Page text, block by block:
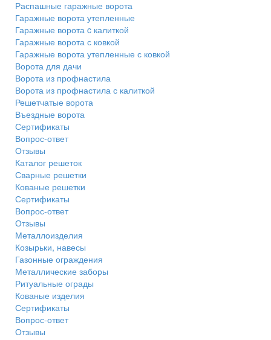
Распашные гаражные ворота
Гаражные ворота утепленные
Гаражные ворота c калиткой
Гаражные ворота с ковкой
Гаражные ворота утепленные с ковкой
Ворота для дачи
Ворота из профнастила
Ворота из профнастила с калиткой
Решетчатые ворота
Въездные ворота
Сертификаты
Вопрос-ответ
Отзывы
Каталог решеток
Сварные решетки
Кованые решетки
Сертификаты
Вопрос-ответ
Отзывы
Металлоизделия
Козырьки, навесы
Газонные ограждения
Металлические заборы
Ритуальные ограды
Кованые изделия
Сертификаты
Вопрос-ответ
Отзывы